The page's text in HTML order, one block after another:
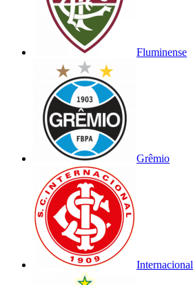
Fluminense
Grêmio
Internacional